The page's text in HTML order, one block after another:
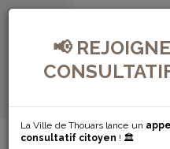
📢
La Ville de Thouars lance un
consultatif citoyen ! 🏛️
MENU DE